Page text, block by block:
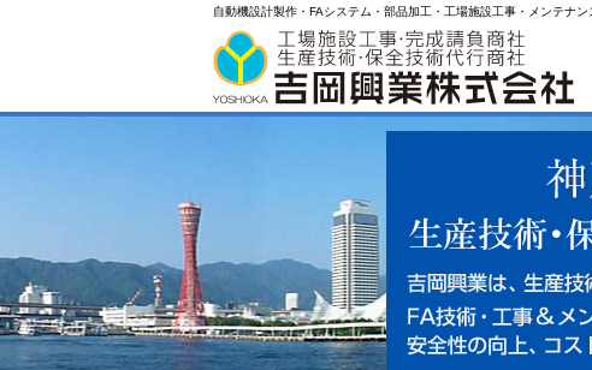
自動機設計製作・FAシステム・部品加工・工場施設工事・メンテナ